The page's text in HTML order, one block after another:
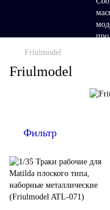
Friulmodel
Friulmodel
Фильтр